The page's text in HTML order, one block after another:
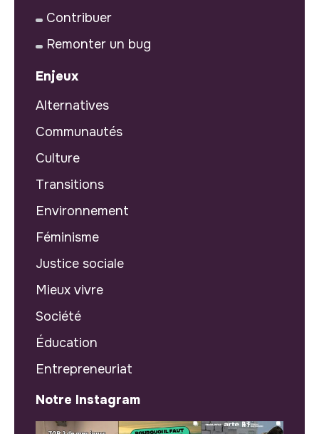
Contribuer
Remonter un bug
Enjeux
Alternatives
Communautés
Culture
Transitions
Environnement
Féminisme
Justice sociale
Mieux vivre
Société
Éducation
Entrepreneuriat
Notre Instagram